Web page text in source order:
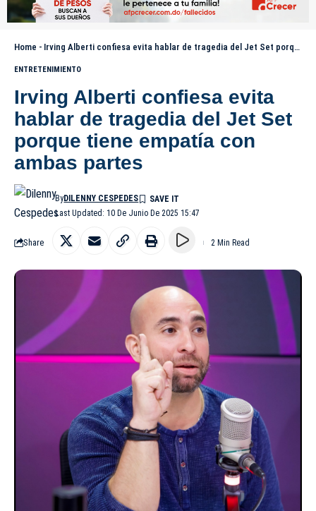
Home - Irving Alberti confiesa evita hablar de tragedia del Jet Set porque tiene empatía con ambas partes
ENTRETENIMIENTO
Irving Alberti confiesa evita
hablar de tragedia del Jet Set
porque tiene empatía con
ambas partes
Last Updated: 10 De Junio De 2025 15:47
ByDILENNY CESPEDES
Share 2 Min Read